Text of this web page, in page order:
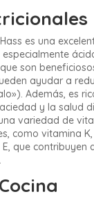
es una
son
ayudar a
Además, es
y la salud
variedad de
como vitamina
que contribuyen